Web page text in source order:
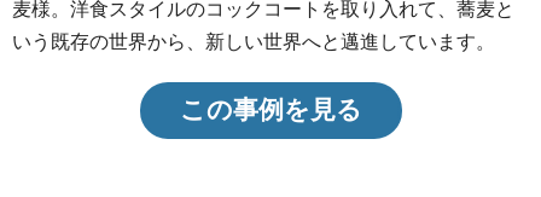
麦様。洋食スタイルのコックコートを取り入れて、蕎麦と
いう既存の世界から、新しい世界へと邁進しています。
この事例を見る